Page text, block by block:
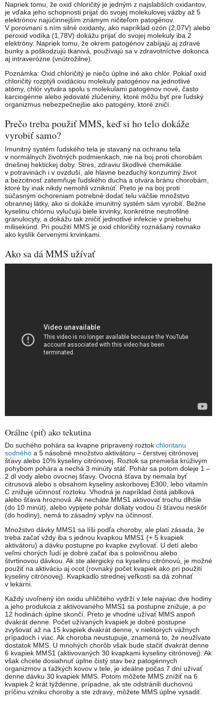
Napriek tomu, že oxid chloričitý je jedným z najslabších oxidantov,
je vďaka jeho schopnosti prijať do svojej molekulovej väzby až 5
elektrónov najúčinnejším známym ničiteľom patogénov.
V porovnaní s ním silné oxidanty, ako napríklad ozón (2,07V) alebo
peroxid vodíka (1,78V) dokážu prijať do svojej molekuly iba 2
elektróny. Napriek tomu, že okrem patogénov zabíjajú aj zdravé
bunky a poškodzujú tkanivá, používajú sa v zdravotníctve dokonca
aj intraverózne (vnútrožilne).
Poznámka: Oxid chloričitý je niečo úplne iné ako chlór. Pokiaľ oxid
chloričitý rozptýli oxidáciou molekuly patogénov na jednotlivé
atómy, chlór vytvára spolu s molekulami patogénov nové, často
karciogénne alebo jedovaté zlúčeniny, ktoré môžu byť pre ľudský
organizmus nebezpečnejšie ako patogény, ktoré zničí.
Prečo treba použiť MMS, keď si ho telo dokáže
vyrobiť samo?
Imunitný systém ľudského tela je stavaný na ochranu tela
v normálnych životných podmienkach, nie na boj proti chorobám
dnešnej hektickej doby. Stres, zdraviu škodlivé chemikálie
v potravinách i v ovzduší, ale hlavne bezduchý konzumný život
a bezcitnosť zatemňuje ľudského ducha a otvára bránu chorobám,
ktoré by inak nikdy nemohli vzniknúť. Preto je na boj proti
súčasným ochoreniam potrebné dodať telu väčšie množstvo
obrannej látky, ako si dokáže imunitný systém sám vyrobiť. Bežne
kyselinu chlórnu vylučujú biele krvinky, konkrétne neutrofilné
granulocyty, a dokážu tak zničiť jednotlivé infekcie v priebehu
milisekúnd. Pri použití MMS je oxid chloričitý roznášaný rovnako
ako kyslík červenými krvinkami.
Ako sa dá MMS užívať
Orálne (piť) ako tekutina
Do suchého pohára sa kvapne pripravený roztok chloritanu
sodného a 5 násobné množstvo aktivátoru – čerstvej citrónovej
šťavy alebo 10% kyseliny citrónovej. Roztok sa premieša krúživým
pohybom pohára a nechá 3 minúty stáť. Pohár sa potom doleje 1 –
2 dl vody alebo ovocnej šťavy. Ovocná šťava by nemala byť
citrusová alebo s obsahom kyseliny askorbovej E300, lebo vitamín
C znižuje účinnosť roztoku. Vhodná je napríklad čistá jablková
alebo šťava hroznová. Ak necháte MMS1 aktivovať trochu dlhšie
(do 10 minút), alebo vypijete pohár doliaty vodou či šťavou neskôr
(do hodiny), nemá to zásadný vplyv na účinnosť.
Množstvo dávky MMS1 sa líši podľa choroby, ale platí zásada, že
treba začať vždy iba s jednou kvapkou MMS1 (+ 5 kvapiek
aktivátoru) a dávku postupne po kvapke zvyšovať. U detí alebo
veľmi chorých ľudí je dobré začať iba s polovičnou alebo
štvrtinovou dávkou. Ak ste alergický na kyselinu citrónovú, je možné
použiť na aktiváciu aj ocot (rovnaký počet kvapiek ako pri použití
kyseliny citrónovej). Kvapkadlo strednej veľkosti sa dá zohnať
v lekárni.
Každý uvoľnený ión oxidu uhličitého vydrží v tele najviac dve hodiny
a jeho produkcia z aktivovaného MMS1 sa postupne znižuje, a po
12 hodinách úplne skončí. Preto je vhodné užívať MMS aspoň
dvakrát denne. Počet užívaných kvapiek je dobré postupne
zvyšovať až na 15 kvapiek dvakrát denne, v niektorých vážnych
prípadoch i viac. Ak choroba neustupuje, znamená to, že neužívate
dostatok MMS. U mnohých chorôb však bude stačiť dvakrát denne
6 kvapiek MMS1 (aktivovaných 30 kvapkami kyseliny citrónovej). Ak
však chcete dosiahnuť úplne čistý stav bez patogénnych
organizmov a ťažkých kovov v tele, je ideálne počas 7 dní užívať
denne dávku 30 kvapiek MMS. Potom môžete MMS znížiť na 6
kvapiek 2 krát týždenne, prípadne, ak ste odstránili duchovnú
príčinu vzniku choroby a ste zdravý, môžete MMS úplne vysadiť.